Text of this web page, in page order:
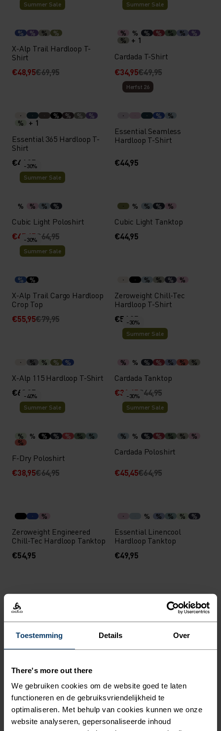
Toestemming Details Over
There's more out there
We gebruiken cookies om de website goed te laten
functioneren en de gebruiksvriendelijkheid te
optimaliseren. Met behulp van cookies kunnen we onze
website analyseren, gepersonaliseerde inhoud
Summer Sale
% % % %
X-Alp Trail Hardloop T-
Shirt
€48,95€69,95
Summer Sale
% % % % % %
%
%
+ 1
Cardada T-Shirt
€34,95€49,95
% % %
%
%
+ 1
Essential 365 Hardloop T-
Shirt
€44,95
Herfst 26
% %
Essential Seamless
Hardloop T-Shirt
€44,95
-30%
Summer Sale
% % % %
Cubic Light Poloshirt
€45,45€64,95
% % % %
Cubic Light Tanktop
€44,95
-30%
Summer Sale
% %
X-Alp Trail Cargo Hardloop
Crop Top
€55,95€79,95
% % % %
Zeroweight Chill-Tec
Hardloop T-Shirt
€54,95
% % % %
X-Alp 115 Hardloop T-Shirt
€69,95
-30%
Summer Sale
% % % % % % %
Cardada Tanktop
€31,45€44,95
-40%
Summer Sale
% % % % % % %
%
F-Dry Poloshirt
€38,95€64,95
-30%
Summer Sale
% % % % % % %
Cardada Poloshirt
€45,45€64,95
%
Zeroweight Engineered
Chill-Tec Hardloop Tanktop
€54,95
% % % % %
Essential Linencool
Hardloop Tanktop
€49,95
Merino Tencel Hyper Map
T-Shirt
€79,95
Essential Linencool
Hardloop T-Shirt
€54,95
% %
Merino 160 Postcards T-
Shirt
€62,95€89,95
Cubic T-Shirt
€54,95